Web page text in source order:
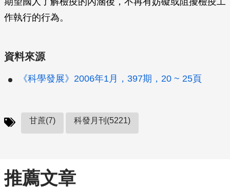
作執行的行為。
資料來源
《科學發展》2006年1月，397期，20 ~ 25頁
甘蔗(7) 科發月刊(5221)
推薦文章